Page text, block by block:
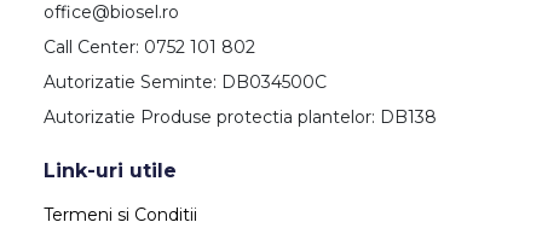
office@biosel.ro
Call Center: 0752 101 802
Autorizatie Seminte: DB034500C
Autorizatie Produse protectia plantelor: DB138
Link-uri utile
Termeni si Conditii